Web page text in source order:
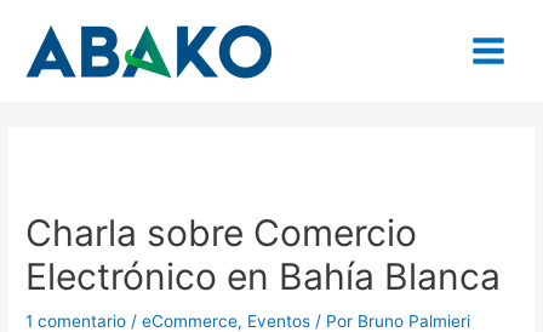
contenido
Menu
Charla sobre Comercio
Electrónico en Bahía Blanca
1 comentario /eCommerce, Eventos / Por Bruno Palmieri
entradas